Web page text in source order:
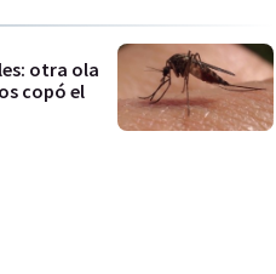
otra ola
copó el